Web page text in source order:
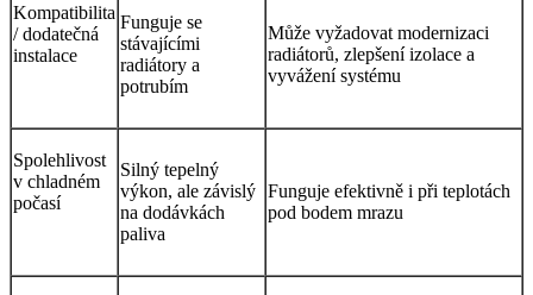
Kompatibilita
/ dodatečná
instalace
Funguje se
stávajícími
radiátory a
potrubím
Může vyžadovat modernizaci
radiátorů, zlepšení izolace a
vyvážení systému
Spolehlivost
v chladném
počasí
Silný tepelný
výkon, ale závislý
na dodávkách
paliva
Funguje efektivně i při teplotách
pod bodem mrazu